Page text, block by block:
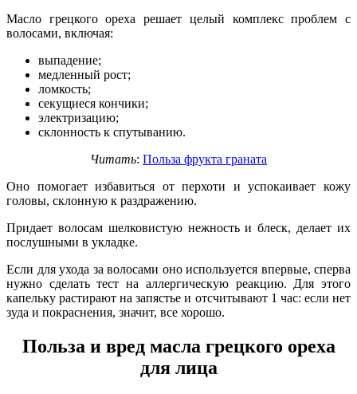
Масло грецкого ореха решает целый комплекс проблем с
волосами, включая:
выпадение;
медленный рост;
ломкость;
секущиеся кончики;
электризацию;
склонность к спутыванию.
Читать: Польза фрукта граната
Оно помогает избавиться от перхоти и успокаивает кожу
головы, склонную к раздражению.
Придает волосам шелковистую нежность и блеск, делает их
послушными в укладке.
Если для ухода за волосами оно используется впервые, сперва
нужно сделать тест на аллергическую реакцию. Для этого
капельку растирают на запястье и отсчитывают 1 час: если нет
зуда и покраснения, значит, все хорошо.
Польза и вред масла грецкого ореха
для лица